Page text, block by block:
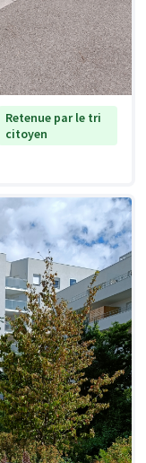
Retenue par le tri
citoyen